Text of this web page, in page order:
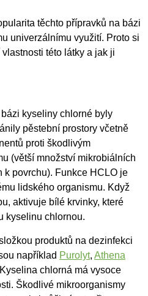
těchto přípravků na bázi
univerzálnímu využití. Proto si
této látky a jak ji
kyseliny chlorné byly
pěstební prostory včetně
proti škodlivým
(větší množství mikrobiálních
k povrchu). Funkce HCLO je
lidského organismu. Když
aktivuje bílé krvinky, které
kyselinu chlornou.
produktů na dezinfekci
například Purolyt, Athena
chlorná má vysoce
Škodlivé mikroorganismy